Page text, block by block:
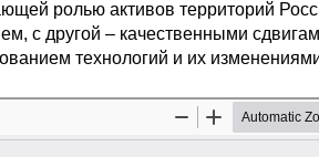
ролью активов территорий
с другой – качественными
технологий и их